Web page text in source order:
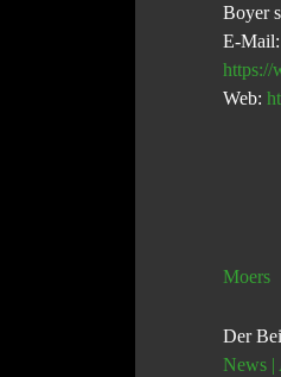
Boyer
E-Mail:
https://
Web:
Moers
Der
News |